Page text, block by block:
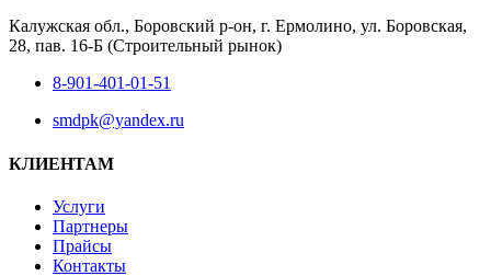
Калужская обл., Боровский р-он, г. Ермолино, ул. Боровская,
28, пав. 16-Б (Строительный рынок)
8-901-401-01-51
smdpk@yandex.ru
КЛИЕНТАМ
Услуги
Партнеры
Прайсы
Контакты